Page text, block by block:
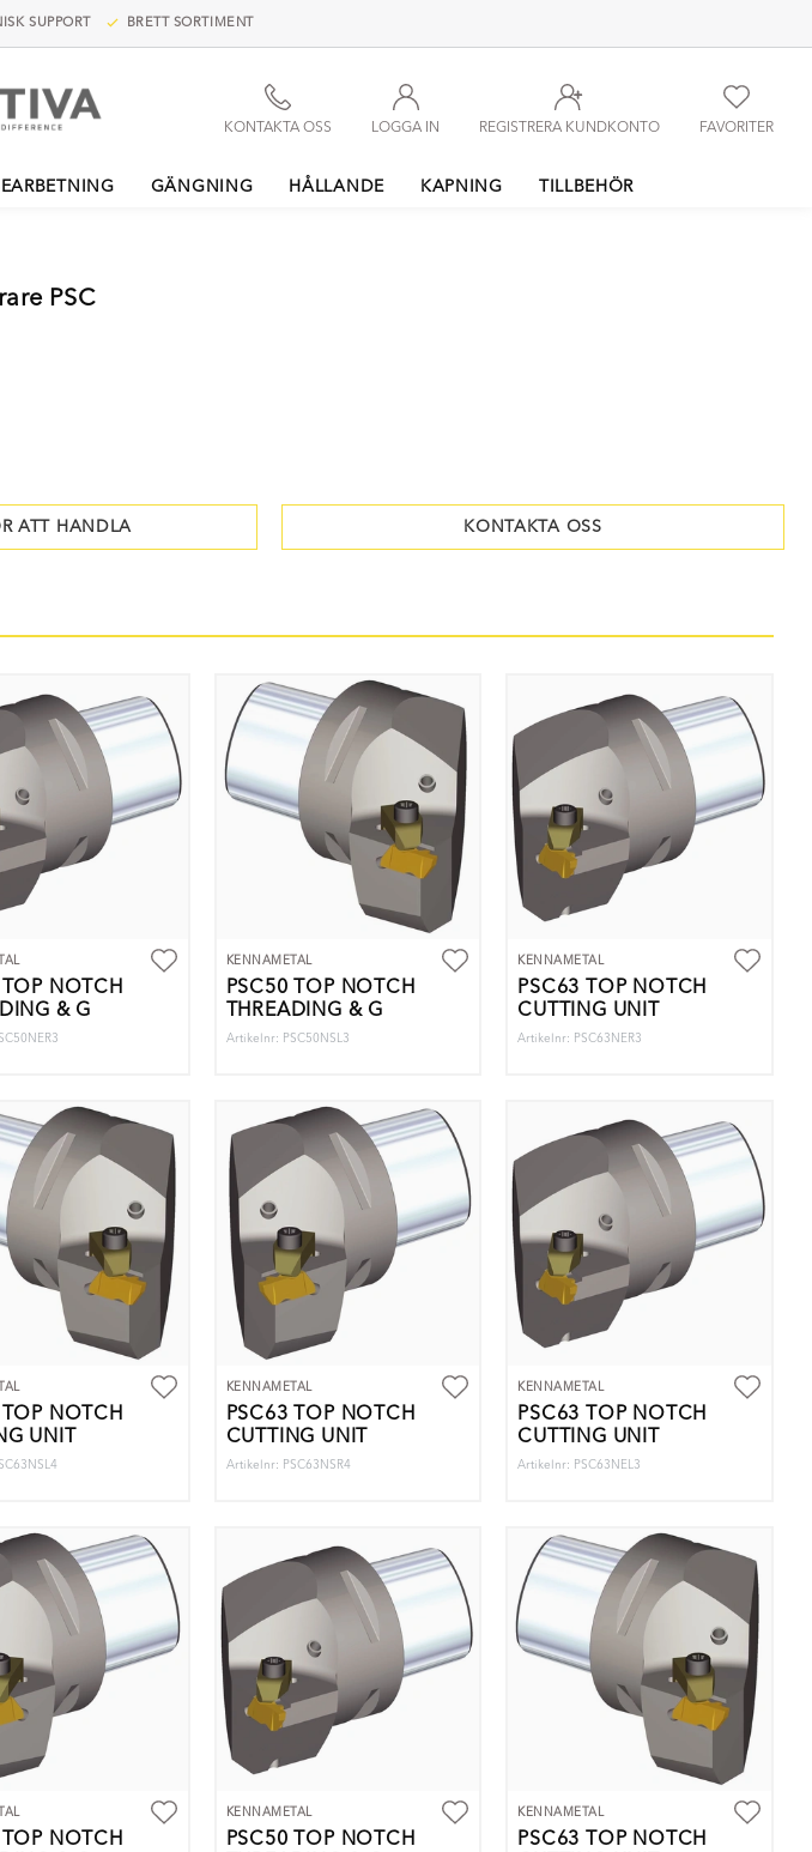
SUPPORT BRETT SORTIMENT
FAVORITER
REGISTRERA KUNDKONTO
LOGGA IN
KONTAKTA OSS
GÄNGNING HÅLLANDE KAPNING TILLBEHÖR
PSC
ATT HANDLA KONTAKTA OSS
TOP NOTCH
& G
KENNAMETAL
PSC50 TOP NOTCH
THREADING & G
Artikelnr: PSC50NSL3
KENNAMETAL
PSC63 TOP NOTCH
CUTTING UNIT
Artikelnr: PSC63NER3
TOP NOTCH
UNIT
KENNAMETAL
PSC63 TOP NOTCH
CUTTING UNIT
Artikelnr: PSC63NSR4
KENNAMETAL
PSC63 TOP NOTCH
CUTTING UNIT
Artikelnr: PSC63NEL3
NOTCH
KENNAMETAL
PSC50 TOP NOTCH
KENNAMETAL
PSC63 TOP NOTCH